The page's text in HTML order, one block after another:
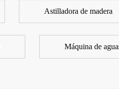
Astilladora de madera
Máquina de